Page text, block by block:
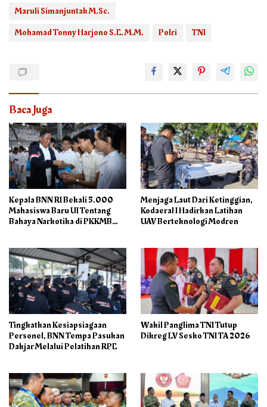
Maruli Simanjuntak M.Sc.
Mohamad Tonny Harjono S.E. M.M.
Polri TNI
Baca Juga
Kepala BNN RI Bekali 5.000
Mahasiswa Baru UI Tentang
Bahaya Narkotika di PKKMB
Menjaga Laut Dari Ketinggian,
Kodaeral I Hadirkan Latihan
UAV Berteknologi Modren
Tingkatkan Kesiapsiagaan
Personel, BNN Tempa Pasukan
Dakjar Melalui Pelatihan RPE
Wakil Panglima TNI Tutup
Dikreg LV Sesko TNI TA 2026